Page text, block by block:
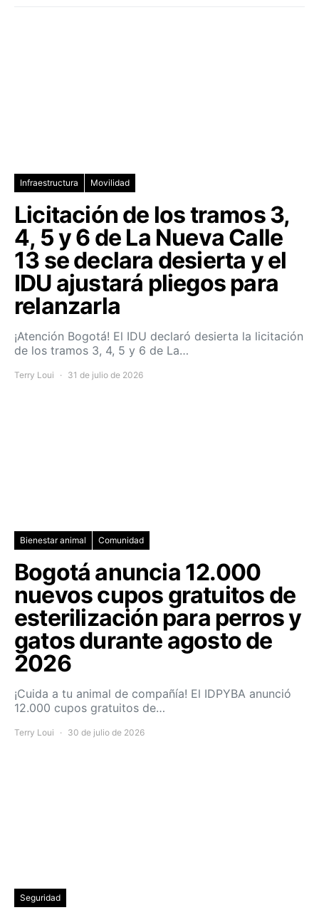
Infraestructura Movilidad
Licitación de los tramos 3,
4, 5 y 6 de La Nueva Calle
13 se declara desierta y el
IDU ajustará pliegos para
relanzarla
¡Atención Bogotá! El IDU declaró desierta la licitación
de los tramos 3, 4, 5 y 6 de La…
Terry Loui 31 de julio de 2026
Bienestar animal Comunidad
Bogotá anuncia 12.000
nuevos cupos gratuitos de
esterilización para perros y
gatos durante agosto de
2026
¡Cuida a tu animal de compañía! El IDPYBA anunció
12.000 cupos gratuitos de…
Terry Loui 30 de julio de 2026
Seguridad